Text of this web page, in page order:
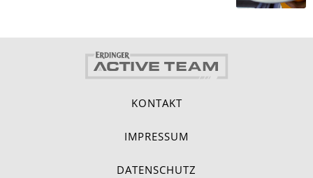
KONTAKT
IMPRESSUM
DATENSCHUTZ